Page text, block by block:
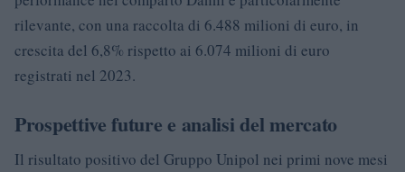
rilevante, con una raccolta di 6.488 milioni di euro, in
crescita del 6,8% rispetto ai 6.074 milioni di euro
registrati nel 2023.
Prospettive future e analisi del mercato
Il risultato positivo del Gruppo Unipol nei primi nove mesi